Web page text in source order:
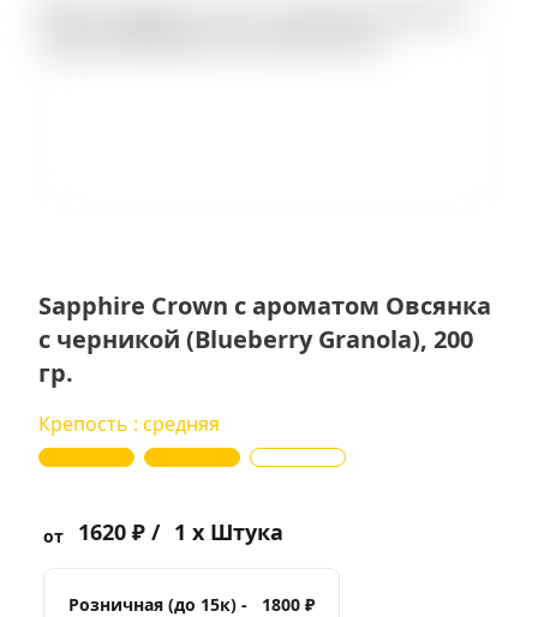
Sapphire Crown с ароматом Овсянка
с черникой (Blueberry Granola), 200
гр.
Крепость : средняя
от 1620 ₽ / 1 x Штука
Розничная (до 15к) -
1800 ₽